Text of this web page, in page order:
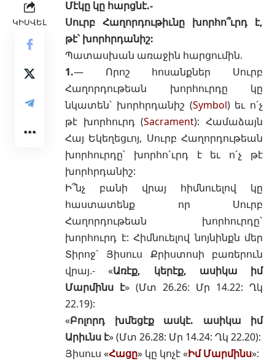
ԿԻՍՎԵԼ
Մէկը կը հարցնէ.-
Սուրբ Հաղորդութիւնը խորհո՞ւրդ է,
թէ՝ խորհրդանիշ:
Պատասխան առաջին հարցումին.
1.— Որոշ հոսանքներ Սուրբ
Հաղորդութեան խորհուրդը կը
նկատեն՝ խորհրդանիշ (Symbol) եւ ո´չ
թէ խորհուրդ (Sacrament): Համաձայն
Հայ Եկեղեցւոյ, Սուրբ Հաղորդութեան
խորհուրդը՝ խորհո´ւրդէ եւ ո´չ թէ
խորհրդանիշ:
Ի՞նչ բանի վրայ հիմնուելով կը
հաստատենք որ Սուրբ
Հաղորդութեան խորհուրդը`
խորհուրդ է: Հիմնուելով նոյնինքն մեր
Տիրոջ` Յիսուս Քրիստոսի բառերուն
վրայ.- «Առէք, կերէք, ասիկա իմ
Մարմինս է» (Մտ 26.26: Մր 14.22: Ղկ
22.19):
«Բոլորդ խմեցէք ասկէ. ասիկա իմ
Արիւնս է» (Մտ 26.28: Մր 14.24: Ղկ 22.20):
Յիսուս «Հացը» կը կոչէ «Իմ Մարմինս»: